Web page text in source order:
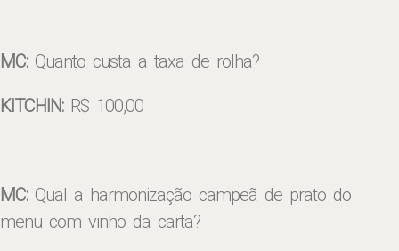
MC:Quanto custa a taxa de rolha?
KITCHIN:R$ 100,00
MC:Qual a harmonização campeã de prato do
menu com vinho da carta?